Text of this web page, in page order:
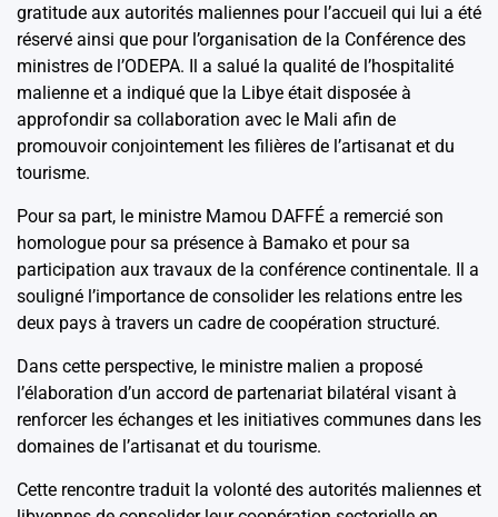
gratitude aux autorités maliennes pour l’accueil qui lui a été
réservé ainsi que pour l’organisation de la Conférence des
ministres de l’ODEPA. Il a salué la qualité de l’hospitalité
malienne et a indiqué que la Libye était disposée à
approfondir sa collaboration avec le Mali afin de
promouvoir conjointement les filières de l’artisanat et du
tourisme.
Pour sa part, le ministre Mamou DAFFÉ a remercié son
homologue pour sa présence à Bamako et pour sa
participation aux travaux de la conférence continentale. Il a
souligné l’importance de consolider les relations entre les
deux pays à travers un cadre de coopération structuré.
Dans cette perspective, le ministre malien a proposé
l’élaboration d’un accord de partenariat bilatéral visant à
renforcer les échanges et les initiatives communes dans les
domaines de l’artisanat et du tourisme.
Cette rencontre traduit la volonté des autorités maliennes et